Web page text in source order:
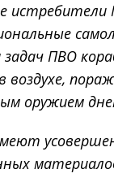
истребители
ПВО
воздухе,
оружием